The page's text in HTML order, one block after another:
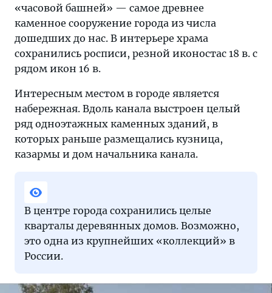
«часовой башней» — самое древнее
каменное сооружение города из числа
дошедших до нас. В интерьере храма
сохранились росписи, резной иконостас 18 в. с
рядом икон 16 в.
Интересным местом в городе является
набережная. Вдоль канала выстроен целый
ряд одноэтажных каменных зданий, в
которых раньше размещались кузница,
казармы и дом начальника канала.
В центре города сохранились целые
кварталы деревянных домов. Возможно,
это одна из крупнейших «коллекций» в
России.